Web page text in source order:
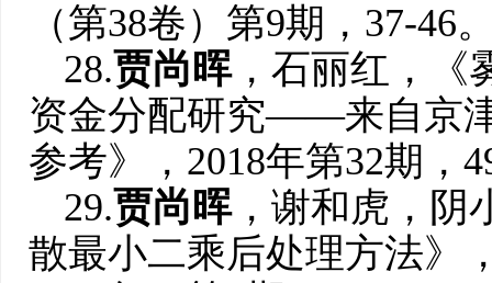
（第38卷）第9期，37-46
28.贾尚晖，石丽红，《
资金分配研究——来自京
参考》，2018年第32期，
29.贾尚晖，谢和虎，阴
散最小二乘后处理方法》